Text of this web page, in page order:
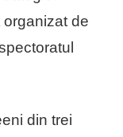
de
din trei